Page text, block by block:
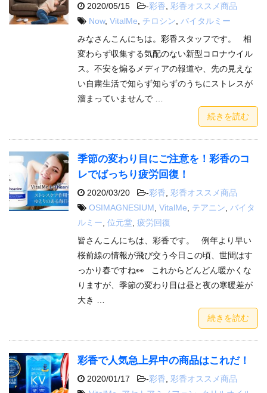
2020/05/15 -彩香
彩香オススメ商品
Now, VitalMe チロシン
バイタルミー
みなさんこんにちは。彩香スタッフです。 相
変わらず収集する気配のない新型コロナウイル
ス。不安を煽るメディアの報道や、先の見えな
い自粛生活で知らず知らずのうちにストレスが
溜まっていませんで …
続きを読む
季節の変わり目にご注意を！彩香のコ
レでばっちり疲労回復！
2020/03/20 -彩香
彩香オススメ商品
OSIMAGNESIUM VitalMe テアニン
バイタ
ルミー 位元堂 疲労回復
皆さんこんにちは、彩香です。 例年より早い
桜前線の情報が飛び交う今日この頃、世間はす
っかり春ですね👀 これからどんどん暖かくな
りますが、季節の変わり目は昼と夜の寒暖差が
大き …
続きを読む
彩香で人気急上昇中の商品はこれだ！
2020/01/17 -彩香, 彩香オススメ商品